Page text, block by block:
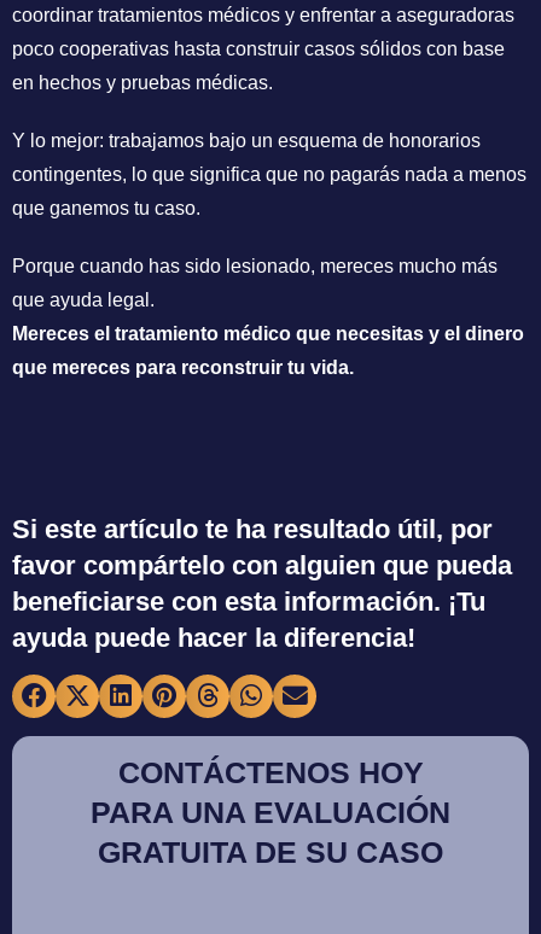
coordinar tratamientos médicos y enfrentar a aseguradoras
poco cooperativas hasta construir casos sólidos con base
en hechos y pruebas médicas.
Y lo mejor: trabajamos bajo un esquema de honorarios
contingentes, lo que significa que no pagarás nada a menos
que ganemos tu caso.
Porque cuando has sido lesionado, mereces mucho más
que ayuda legal.
Mereces el tratamiento médico que necesitas y el dinero
que mereces para reconstruir tu vida.
Si este artículo te ha resultado útil, por
favor compártelo con alguien que pueda
beneficiarse con esta información. ¡Tu
ayuda puede hacer la diferencia!
CONTÁCTENOS HOY
PARA UNA EVALUACIÓN
GRATUITA DE SU CASO